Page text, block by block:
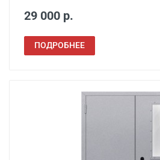
29 000 р.
ПОДРОБНЕЕ